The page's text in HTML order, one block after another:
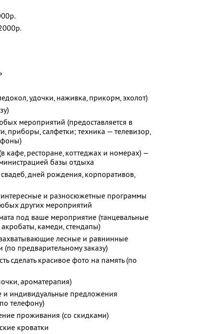
удочки, наживка, прикорм, эхолот)
мероприятий (предоставляется в
приборы, салфетки; техника — телевизор,
кафе, ресторане, коттеджах и номерах) —
базы отдыха
дней рождения, корпоративов,
интересные и разносюжетные программы
других мероприятий
под ваше мероприятие (танцевальные
камеди, стендапы)
лесные и равнинные
предварительному заказу)
сделать красивое фото на память (по
ароматерапия)
и индивидуальные предложения
телефону)
проживания (со скидками)
кроватки